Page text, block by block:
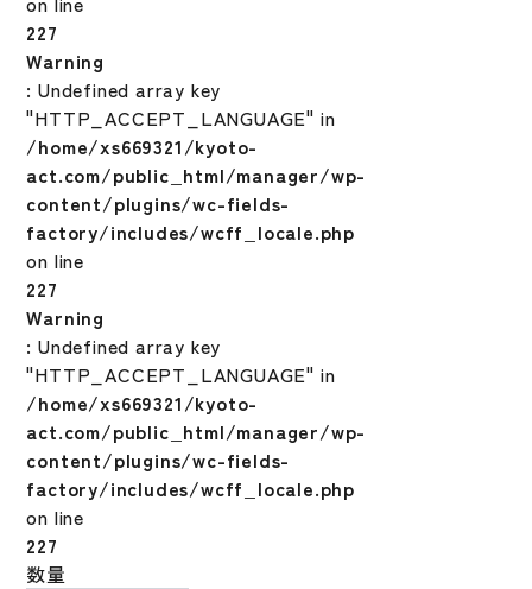
227
Warning
: Undefined array key
"HTTP_ACCEPT_LANGUAGE" in
/home/xs669321/kyoto-
act.com/public_html/manager/wp-
content/plugins/wc-fields-
factory/includes/wcff_locale.php
on line
227
数量
ワ
Warning
: Undefined array key
"HTTP_ACCEPT_LANGUAGE" in
/home/xs669321/kyoto-
act.com/public_html/manager/wp-
content/plugins/wc-fields-
factory/includes/wcff_locale.php
on line
227